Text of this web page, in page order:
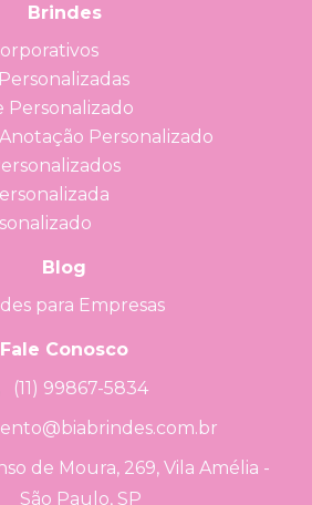
Brindes
Personalizado
Personalizado
Blog
para Empresas
Fale Conosco
(11) 99867-5834
de Moura, 269, Vila Amélia -
São Paulo, SP